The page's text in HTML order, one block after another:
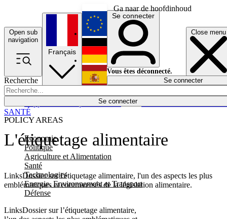
Ga naar de hoofdinhoud
Open sub
navigation
Close menu
Recherche
Se connecter
POLICY AREAS
Economie
Politique
Agriculture et Alimentation
Santé
Technologies
Energie, Environnement et Transport
Défense
Économie
Français
English
Deutsch
Español
Se connecter
Vous êtes déconnecté.
Se connecter
L'étiquetage alimentaire
LinksDossier sur l'étiquetage alimentaire, l'un des aspects les plus
emblématiques et controversés de la législation alimentaire.
SANTÉ
LinksDossier sur l’étiquetage alimentaire,